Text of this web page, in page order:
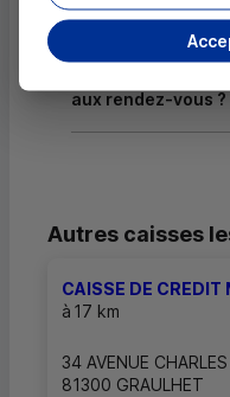
Comment savoir si
aux rendez-vous ?
Autres caisses
CAISSE DE CREDIT
à 17 km
34 AVENUE
81300 GRAULHET